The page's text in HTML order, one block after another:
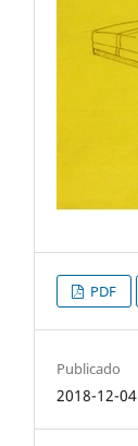
PDF
Publicado
2018-12-04